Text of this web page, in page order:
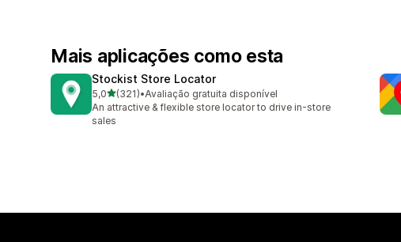
Mais aplicações como esta
Stockist Store Locator
5,0de 5 estrelas
(321)
321 total de avaliações
•Avaliação gratuita disponível
An attractive & flexible store locator to drive in-store
sales